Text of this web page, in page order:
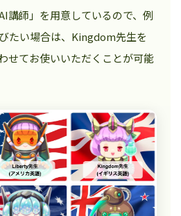
講師」を用意しているので、例
たい場合は、Kingdom先生を
せてお使いいただくことが可能